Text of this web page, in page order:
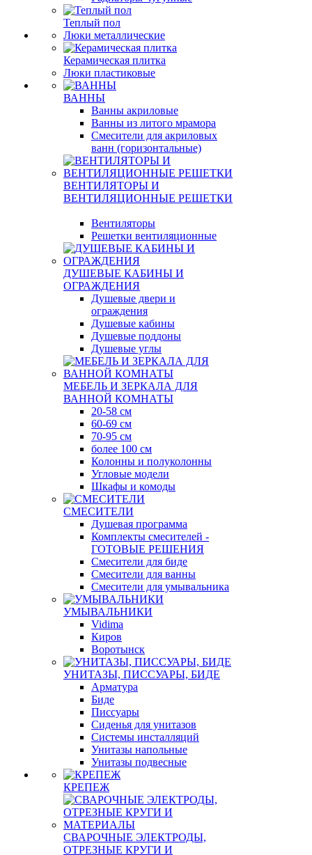
Теплый пол
Люки металлические
Керамическая плитка
Люки пластиковые
ВАННЫ
Ванны акриловые
Ванны из литого мрамора
Смесители для акриловых
ванн (горизонтальные)
ВЕНТИЛЯТОРЫ И
ВЕНТИЛЯЦИОННЫЕ РЕШЕТКИ
Вентиляторы
Решетки вентиляционные
ДУШЕВЫЕ КАБИНЫ И
ОГРАЖДЕНИЯ
Душевые двери и
ограждения
Душевые кабины
Душевые поддоны
Душевые углы
МЕБЕЛЬ И ЗЕРКАЛА ДЛЯ
ВАННОЙ КОМНАТЫ
20-58 см
60-69 см
70-95 см
более 100 см
Колонны и полуколонны
Угловые модели
Шкафы и комоды
СМЕСИТЕЛИ
Душевая программа
Комплекты смесителей -
ГОТОВЫЕ РЕШЕНИЯ
Смесители для биде
Смесители для ванны
Смесители для умывальника
УМЫВАЛЬНИКИ
Vidima
Киров
Воротынск
УНИТАЗЫ, ПИССУАРЫ, БИДЕ
Арматура
Биде
Писсуары
Сиденья для унитазов
Системы инсталляций
Унитазы напольные
Унитазы подвесные
КРЕПЕЖ
СВАРОЧНЫЕ ЭЛЕКТРОДЫ,
ОТРЕЗНЫЕ КРУГИ И